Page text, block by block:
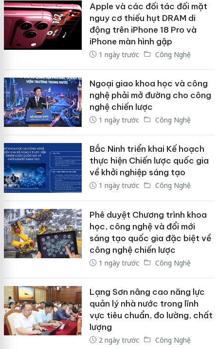
Apple và các đối tác đối mặt
nguy cơ thiếu hụt DRAM di
động trên iPhone 18 Pro và
iPhone màn hình gập
1 ngày trước Công Nghệ
Ngoại giao khoa học và công
nghệ phải mở đường cho công
nghệ chiến lược
1 ngày trước Công Nghệ
Bắc Ninh triển khai Kế hoạch
thực hiện Chiến lược quốc gia
về khởi nghiệp sáng tạo
1 ngày trước Công Nghệ
Phê duyệt Chương trình khoa
học, công nghệ và đổi mới
sáng tạo quốc gia đặc biệt về
công nghệ chiến lược
1 ngày trước Công Nghệ
Lạng Sơn nâng cao năng lực
quản lý nhà nước trong lĩnh
vực tiêu chuẩn, đo lường, chất
lượng
2 ngày trước Công Nghệ